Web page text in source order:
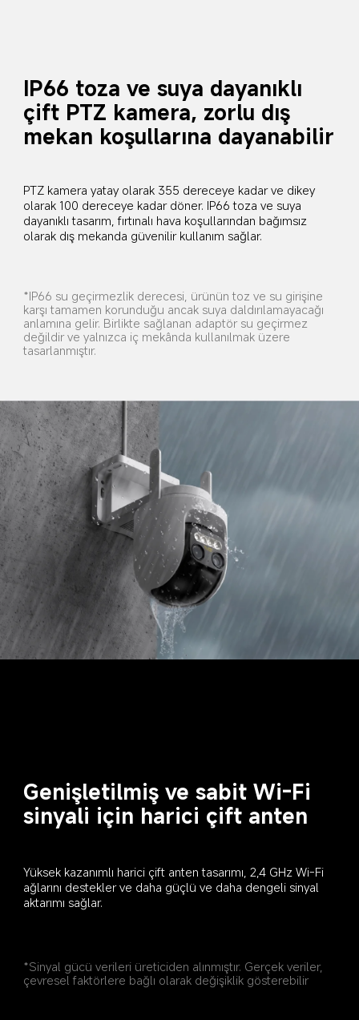
IP66 toza ve suya dayanıklı
çift PTZ kamera, zorlu dış
mekan koşullarına dayanabilir
PTZ kamera yatay olarak 355 dereceye kadar ve dikey
olarak 100 dereceye kadar döner. IP66 toza ve suya
dayanıklı tasarım, fırtınalı hava koşullarından bağımsız
olarak dış mekanda güvenilir kullanım sağlar.
*IP66 su geçirmezlik derecesi, ürünün toz ve su girişine
karşı tamamen korunduğu ancak suya daldırılamayacağı
anlamına gelir. Birlikte sağlanan adaptör su geçirmez
değildir ve yalnızca iç mekânda kullanılmak üzere
tasarlanmıştır.
Genişletilmiş ve sabit Wi-Fi
sinyali için harici çift anten
Yüksek kazanımlı harici çift anten tasarımı, 2,4 GHz Wi-Fi
ağlarını destekler ve daha güçlü ve daha dengeli sinyal
aktarımı sağlar.
*Sinyal gücü verileri üreticiden alınmıştır. Gerçek veriler,
çevresel faktörlere bağlı olarak değişiklik gösterebilir